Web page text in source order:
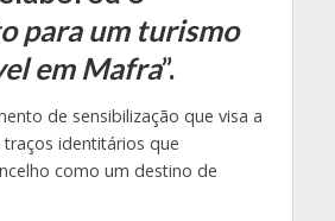
para um turismo
em Mafra”.
de sensibilização que visa a
identitários que
como um destino de